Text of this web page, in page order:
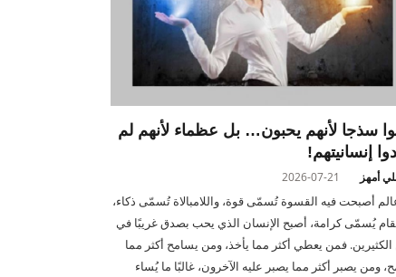
سذجا لأنهم يحبون… بل عظماء لأنهم لم
إنسانيتهم!
أمهز 2026-07-21
أصبحت فيه القسوة تُسمّى قوة، واللامبالاة تُسمّى ذكاء،
يُسمّى كرامة، أصبح الإنسان الذي يحب بصدق غريبًا في
الكثيرين. فمن يعطي أكثر مما يأخذ، ومن يسامح أكثر مما
ومن يصبر أكثر مما يصبر عليه الآخرون، غالبًا ما يُساء